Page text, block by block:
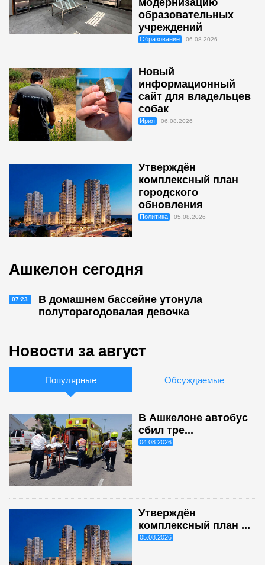
модернизацию
образовательных
учреждений
Образование 06.08.2026
Новый
информационный
сайт для владельцев
собак
Ирия 06.08.2026
Утверждён
комплексный план
городского
обновления
Политика 05.08.2026
Ашкелон сегодня
07:23
В домашнем бассейне утонула
полуторагодовалая девочка
Новости за август
Популярные Обсуждаемые
В Ашкелоне автобус
сбил тре...
04.08.2026
Утверждён
комплексный план ...
05.08.2026